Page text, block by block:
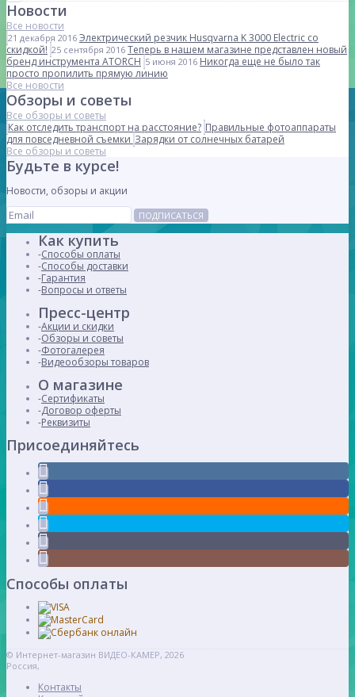
Новости
Все новости
21 декабря 2016 Электрический резчик Husqvarna K 3000 Electric со
скидкой! 25 сентября 2016 Теперь в нашем магазине представлен новый
бренд инструмента ATORCH 5 июня 2016 Никогда еще не было так
просто пропилить прямую линию
Все новости
Обзоры и советы
Все обзоры и советы
Как отследить транспорт на расстояние? Правильные фотоаппараты
для повседневной съемки Зарядки от солнечных батарей
Все обзоры и советы
Будьте в курсе!
Новости, обзоры и акции
ПОДПИСАТЬСЯ
Как купить
Способы оплаты
Способы доставки
Гарантия
Вопросы и ответы
Пресс-центр
Акции и скидки
Обзоры и советы
Фотогалерея
Видеообзоры товаров
О магазине
Сертификаты
Договор оферты
Реквизиты
Присоединяйтесь
Способы оплаты
© Интернет-магазин ВИДЕО-КАМЕР, 2026
Россия,
Контакты